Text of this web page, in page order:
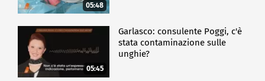
05:48
05:45
Garlasco: consulente Poggi, c'è
stata contaminazione sulle
unghie?